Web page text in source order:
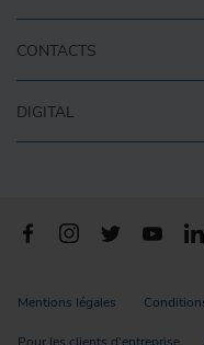
CONTACTS
DIGITAL
Mentions légales
Pour les clients d'entreprise